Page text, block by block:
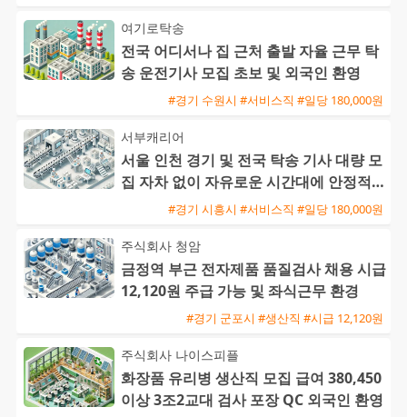
여기로탁송
전국 어디서나 집 근처 출발 자율 근무 탁
송 운전기사 모집 초보 및 외국인 환영
#경기 수원시 #서비스직 #일당 180,000원
서부캐리어
서울 인천 경기 및 전국 탁송 기사 대량 모
집 자차 없이 자유로운 시간대에 안정적인
운송 업무 가능
#경기 시흥시 #서비스직 #일당 180,000원
주식회사 청암
금정역 부근 전자제품 품질검사 채용 시급
12,120원 주급 가능 및 좌식근무 환경
#경기 군포시 #생산직 #시급 12,120원
주식회사 나이스피플
화장품 유리병 생산직 모집 급여 380,450
이상 3조2교대 검사 포장 QC 외국인 환영